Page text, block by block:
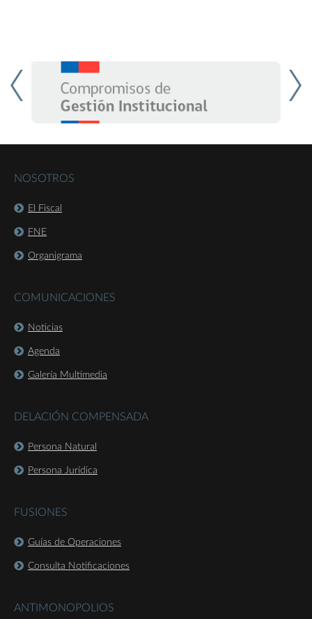
NOSOTROS
El Fiscal
FNE
Organigrama
COMUNICACIONES
Noticias
Agenda
Galería Multimedia
DELACIÓN COMPENSADA
Persona Natural
Persona Jurídica
FUSIONES
Guías de Operaciones
Consulta Notificaciones
ANTIMONOPOLIOS